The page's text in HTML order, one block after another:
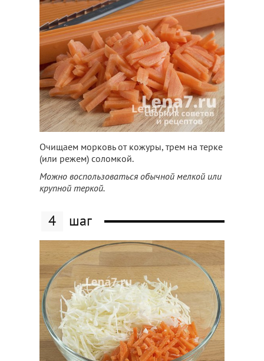
Очищаем морковь от кожуры, трем на терке
(или режем) соломкой.
Можно воспользоваться обычной мелкой или
крупной теркой.
4 шаг